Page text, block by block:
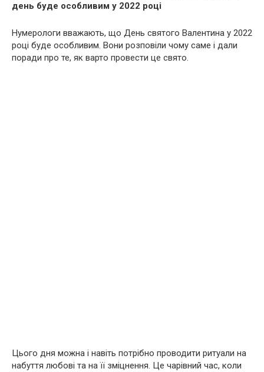
день буде особливим у 2022 році
Нумерологи вважають, що День святого Валентина у 2022
році буде особливим. Вони розповіли чому саме і дали
поради про те, як варто провести це свято.
Цього дня можна і навіть потрібно проводити ритуали на
набуття любові та на її зміцнення. Це чарівний час, коли